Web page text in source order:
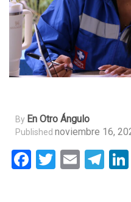
By En Otro Ángulo
Published noviembre 16,
Facebook
Twitter
Email